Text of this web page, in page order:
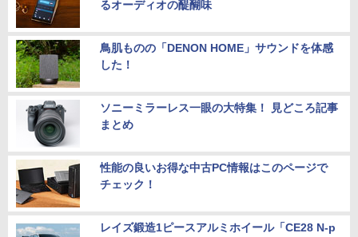
るオーディオの醍醐味
鳥肌ものの「DENON HOME」サウンドを体感
した！
ソニーミラーレス一眼の大特集！ 見どころ記事
まとめ
性能の良いお得な中古PC情報はこのページで
チェック！
レイズ鍛造1ピースアルミホイール「CE28 N-p